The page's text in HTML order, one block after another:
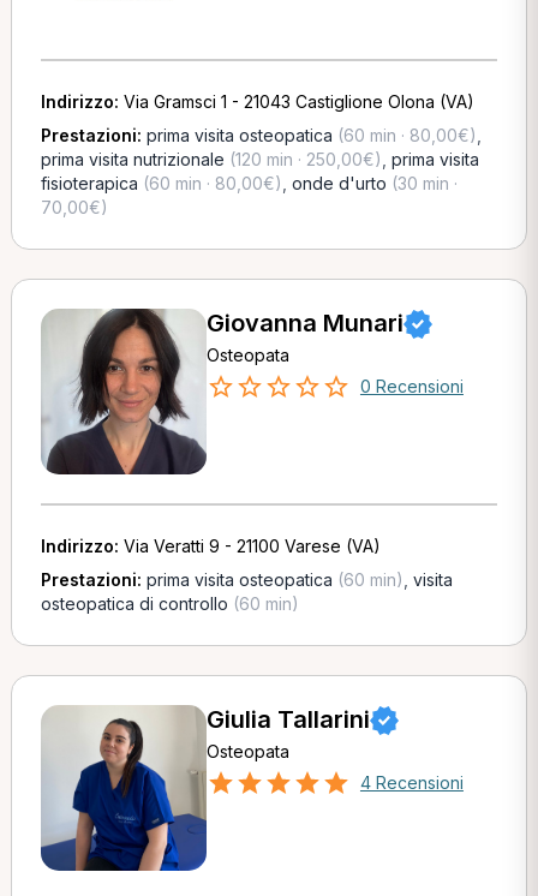
Indirizzo: Via Gramsci 1 - 21043 Castiglione Olona (VA)
Prestazioni: prima visita osteopatica (60 min · 80,00€)
prima visita nutrizionale (120 min · 250,00€) prima visita
fisioterapica (60 min · 80,00€) onde d'urto (30 min ·
70,00€)
Giovanna Munari
Osteopata
0 Recensioni
Indirizzo: Via Veratti 9 - 21100 Varese (VA)
Prestazioni: prima visita osteopatica (60 min) visita
osteopatica di controllo (60 min)
Giulia Tallarini
Osteopata
4 Recensioni